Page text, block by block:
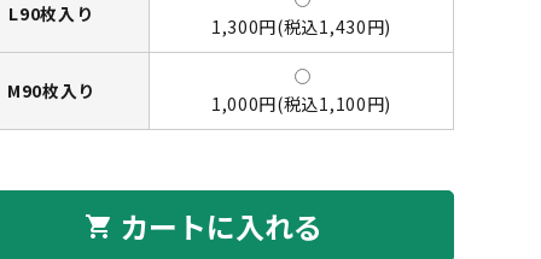
L90枚入り
1,300円(税込1,430円)
M90枚入り
1,000円(税込1,100円)
shopping_cart カートに入れる